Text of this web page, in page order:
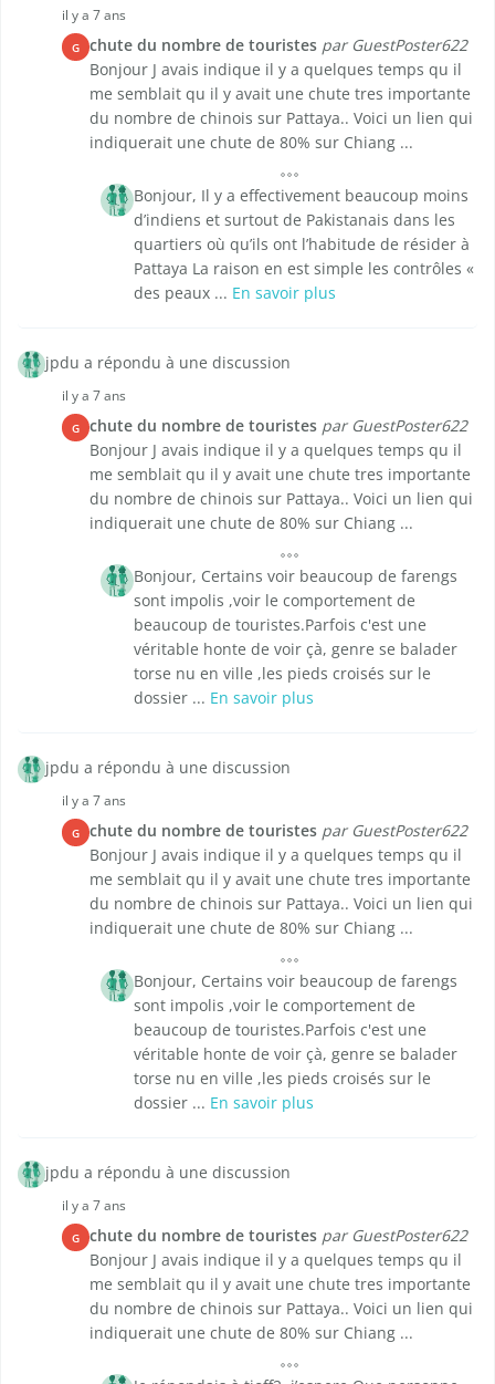
il y a 7 ans
G chute du nombre de touristes par GuestPoster622
Bonjour J avais indique il y a quelques temps qu il
me semblait qu il y avait une chute tres importante
du nombre de chinois sur Pattaya.. Voici un lien qui
indiquerait une chute de 80% sur Chiang ...
Bonjour, Il y a effectivement beaucoup moins
d’indiens et surtout de Pakistanais dans les
quartiers où qu’ils ont l’habitude de résider à
Pattaya La raison en est simple les contrôles «
des peaux ... En savoir plus
jpdu a répondu à une discussion
il y a 7 ans
G chute du nombre de touristes par GuestPoster622
Bonjour J avais indique il y a quelques temps qu il
me semblait qu il y avait une chute tres importante
du nombre de chinois sur Pattaya.. Voici un lien qui
indiquerait une chute de 80% sur Chiang ...
Bonjour, Certains voir beaucoup de farengs
sont impolis ,voir le comportement de
beaucoup de touristes.Parfois c'est une
véritable honte de voir çà, genre se balader
torse nu en ville ,les pieds croisés sur le
dossier ... En savoir plus
jpdu a répondu à une discussion
il y a 7 ans
G chute du nombre de touristes par GuestPoster622
Bonjour J avais indique il y a quelques temps qu il
me semblait qu il y avait une chute tres importante
du nombre de chinois sur Pattaya.. Voici un lien qui
indiquerait une chute de 80% sur Chiang ...
Bonjour, Certains voir beaucoup de farengs
sont impolis ,voir le comportement de
beaucoup de touristes.Parfois c'est une
véritable honte de voir çà, genre se balader
torse nu en ville ,les pieds croisés sur le
dossier ... En savoir plus
jpdu a répondu à une discussion
il y a 7 ans
G chute du nombre de touristes par GuestPoster622
Bonjour J avais indique il y a quelques temps qu il
me semblait qu il y avait une chute tres importante
du nombre de chinois sur Pattaya.. Voici un lien qui
indiquerait une chute de 80% sur Chiang ...